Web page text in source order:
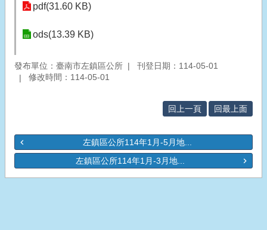
pdf(31.60 KB)
ods(13.39 KB)
發布單位：臺南市左鎮區公所
刊登日期：114-05-01
修改時間：114-05-01
回上一頁 回最上面
左鎮區公所114年1月-5月地...
左鎮區公所114年1月-3月地...